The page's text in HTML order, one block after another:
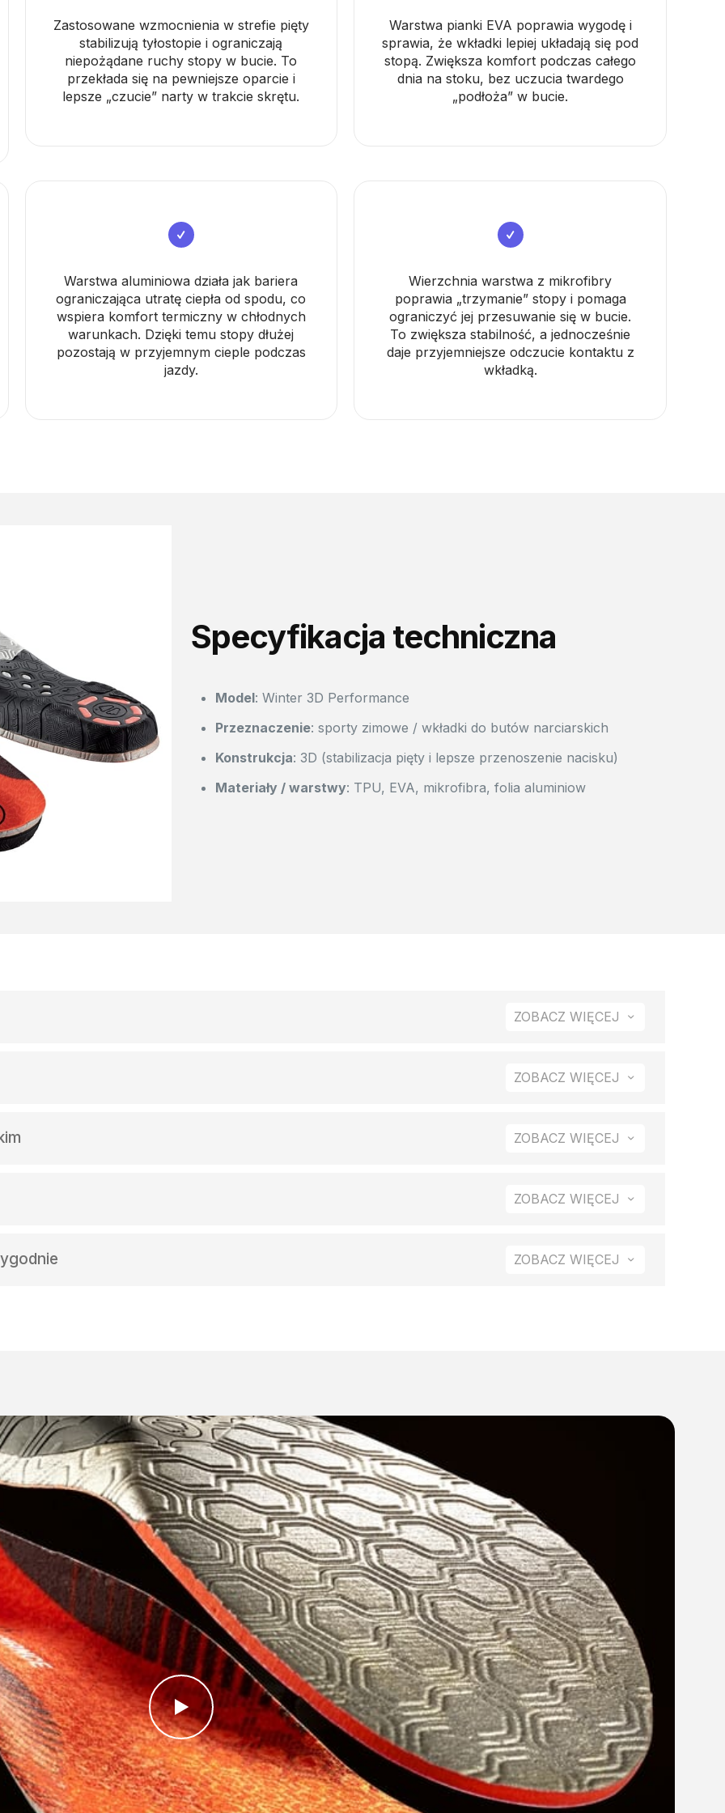
Zastosowane wzmocnienia w strefie pięty
stabilizują tyłostopie i ograniczają
niepożądane ruchy stopy w bucie. To
przekłada się na pewniejsze oparcie i
lepsze „czucie” narty w trakcie skrętu.
Warstwa pianki EVA poprawia wygodę i
sprawia, że wkładki lepiej układają się pod
stopą. Zwiększa komfort podczas całego
dnia na stoku, bez uczucia twardego
„podłoża” w bucie.
Warstwa aluminiowa działa jak bariera
ograniczająca utratę ciepła od spodu, co
wspiera komfort termiczny w chłodnych
warunkach. Dzięki temu stopy dłużej
pozostają w przyjemnym cieple podczas
jazdy.
Wierzchnia warstwa z mikrofibry
poprawia „trzymanie” stopy i pomaga
ograniczyć jej przesuwanie się w bucie.
To zwiększa stabilność, a jednocześnie
daje przyjemniejsze odczucie kontaktu z
wkładką.
Specyfikacja techniczna
Model: Winter 3D Performance
Przeznaczenie: sporty zimowe / wkładki do butów narciarskich
Konstrukcja: 3D (stabilizacja pięty i lepsze przenoszenie nacisku)
Materiały / warstwy: TPU, EVA, mikrofibra, folia aluminiow
ZOBACZ WIĘCEJ
ZOBACZ WIĘCEJ
ZOBACZ WIĘCEJ
ZOBACZ WIĘCEJ
ZOBACZ WIĘCEJ